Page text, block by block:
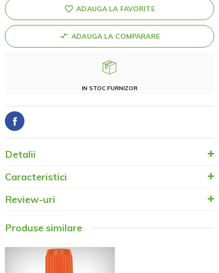
ADAUGA LA FAVORITE
ADAUGA LA COMPARARE
IN STOC FURNIZOR
Detalii
Caracteristici
Review-uri
Produse similare